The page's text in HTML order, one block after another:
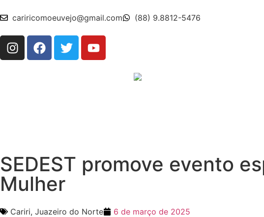
cariricomoeuvejo@gmail.com (88) 9.8812-5476
SEDEST promove evento
Mulher
Cariri, Juazeiro do Norte 6 de março de 2025